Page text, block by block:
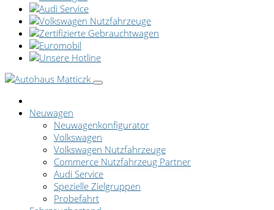
Neuwagen
Neuwagenkonfigurator
Volkswagen
Volkswagen Nutzfahrzeuge
Commerce Nutzfahrzeug Partner
Audi Service
Spezielle Zielgruppen
Probefahrt